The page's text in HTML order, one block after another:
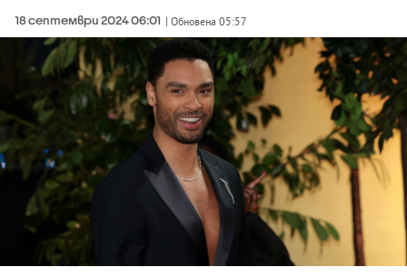
18 септември 2024 06:01 | Обновена 05:57